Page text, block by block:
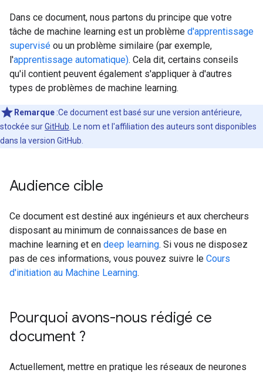
Dans ce document, nous partons du principe que votre
tâche de machine learning est un problème d'apprentissage
supervisé ou un problème similaire (par exemple,
l'apprentissage automatique). Cela dit, certains conseils
qu'il contient peuvent également s'appliquer à d'autres
types de problèmes de machine learning.
Remarque :Ce document est basé sur une version antérieure,
stockée surGitHub . Le nom et l'affiliation des auteurs sont disponibles
dans la version GitHub.
Audience cible
Ce document est destiné aux ingénieurs et aux chercheurs
disposant au minimum de connaissances de base en
machine learning et en deep learning. Si vous ne disposez
pas de ces informations, vous pouvez suivre le Cours
d'initiation au Machine Learning.
Pourquoi avons-nous rédigé ce
document ?
Actuellement, mettre en pratique les réseaux de neurones